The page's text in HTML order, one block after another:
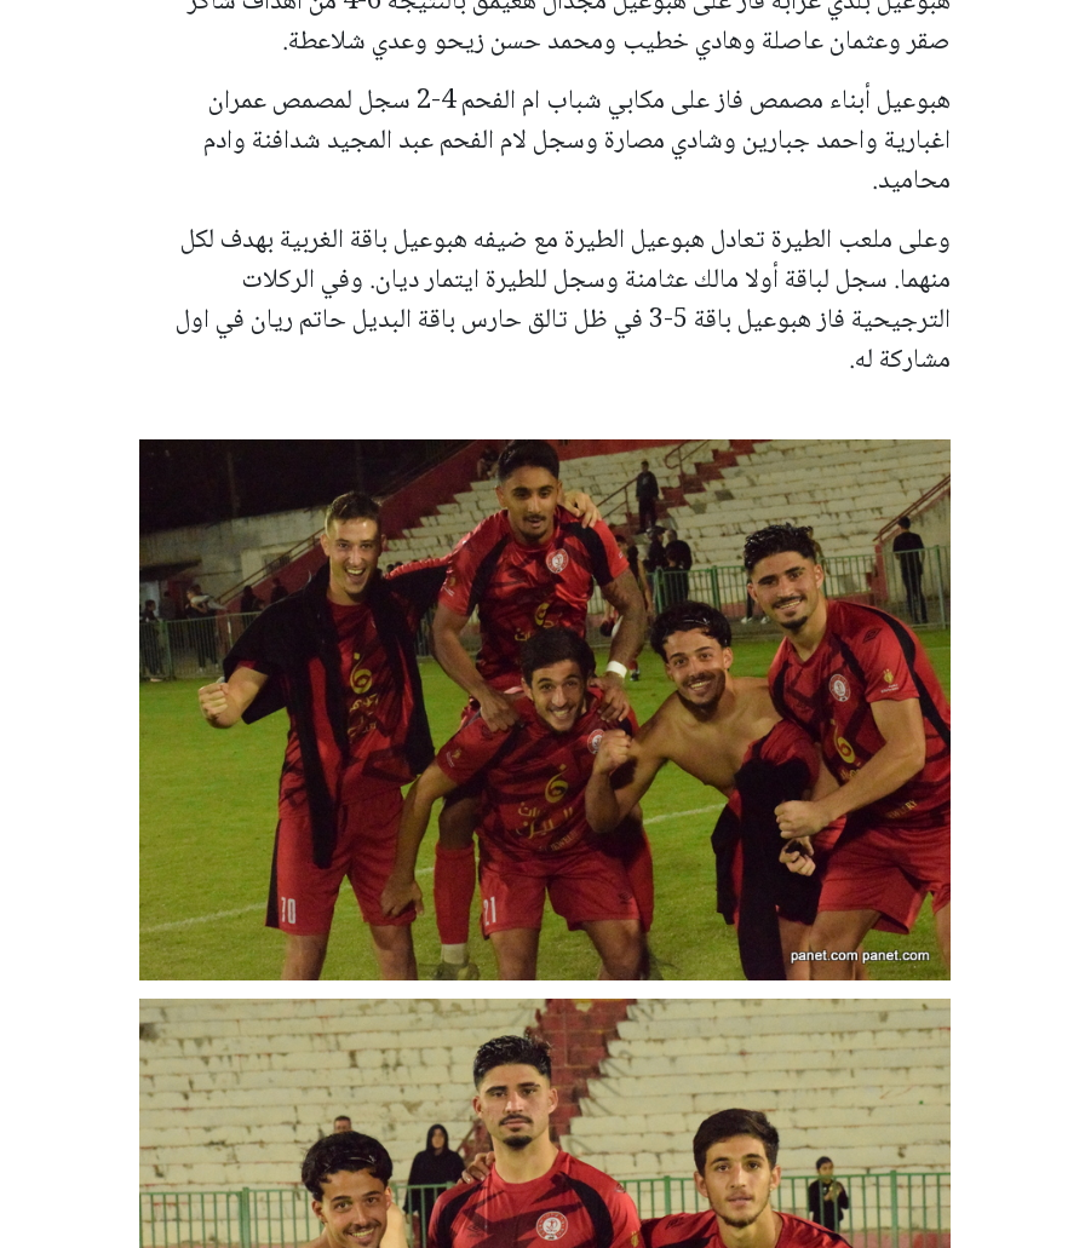
صقر وعثمان عاصلة وهادي خطيب ومحمد حسن زيحو وعدي شلاعطة.
هبوعيل أبناء مصمص فاز على مكابي شباب ام الفحم 4-2 سجل لمصمص عمران
اغبارية واحمد جبارين وشادي مصارة وسجل لام الفحم عبد المجيد شدافنة وادم
محاميد.
وعلى ملعب الطيرة تعادل هبوعيل الطيرة مع ضيفه هبوعيل باقة الغربية بهدف لكل
منهما. سجل لباقة أولا مالك عثامنة وسجل للطيرة ايتمار ديان. وفي الركلات
الترجيحية فاز هبوعيل باقة 5-3 في ظل تالق حارس باقة البديل حاتم ريان في اول
مشاركة له.